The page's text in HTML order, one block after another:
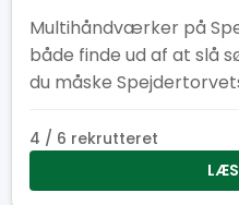
Multihåndværker på
både finde ud af at slå
du måske
lyst til at bruge den? Vi
altmulig‑helt til Spejdertorvet.” 3. “Er
elsker duften af
4 / 6 rekrutteret
LÆS